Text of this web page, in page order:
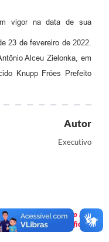
vigor na data de sua
23 de fevereiro de 2022.
Alceu Zielonka, em
Knupp Fróes Prefeito
Autor
Executivo
informativo não
em Diário Oficial.